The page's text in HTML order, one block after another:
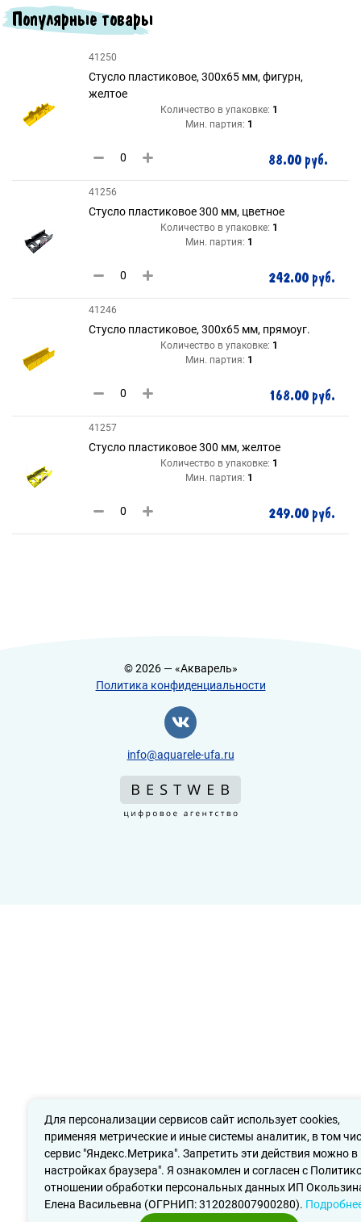
Для персонализации сервисов сайт использует cookies,
применяя метрические и иные системы аналитик, в том
сервис "Яндекс.Метрика". Запретить эти действия можно в
настройках браузера". Я ознакомлен и согласен с
отношении обработки персональных данных ИП
Елена Васильевна (ОГРНИП: 312028007900280).
Популярные товары
41250
Стусло пластиковое, 300х65 мм, фигурн,
желтое
Количество в упаковке: 1
Мин. партия: 1
88.00 руб.
41256
Стусло пластиковое 300 мм, цветное
Количество в упаковке: 1
Мин. партия: 1
242.00 руб.
41246
Стусло пластиковое, 300х65 мм, прямоуг.
Количество в упаковке: 1
Мин. партия: 1
168.00 руб.
41257
Стусло пластиковое 300 мм, желтое
Количество в упаковке: 1
Мин. партия: 1
249.00 руб.
© 2026 — «Акварель»
Политика конфиденциальности
info@aquarele-ufa.ru